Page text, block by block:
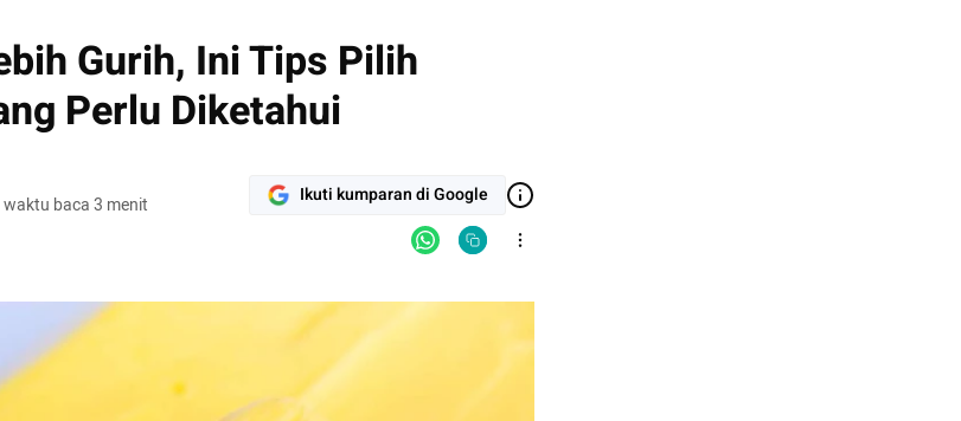
Gurih, Ini Tips Pilih
Perlu Diketahui
waktu baca 3 menit Ikuti kumparan di Google